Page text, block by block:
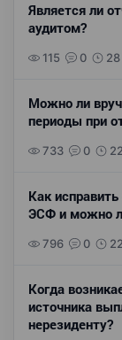
Является ли
аудитом?
115 0
Можно ли
периоды при
733 0
Как
ЭСФ и можно
796 0
Когда
источника
нерезиденту?